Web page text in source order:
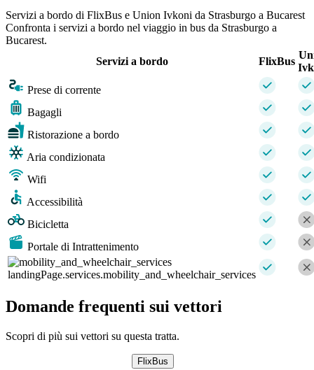
Servizi a bordo di FlixBus e Union Ivkoni da Strasburgo a Bucarest
Confronta i servizi a bordo nel viaggio in bus da Strasburgo a
Bucarest.
Servizi a bordo
FlixBus
Prese di corrente
Bagagli
Ristorazione a bordo
Aria condizionata
Wifi
Accessibilità
Bicicletta
Portale di Intrattenimento
landingPage.services.mobility_and_wheelchair_services
Domande frequenti sui vettori
Scopri di più sui vettori su questa tratta.
FlixBus